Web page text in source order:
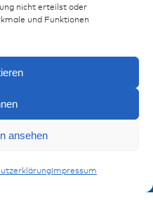
nicht erteilst oder
und Funktionen
ansehen
Impressum
DEUTSCH Serie